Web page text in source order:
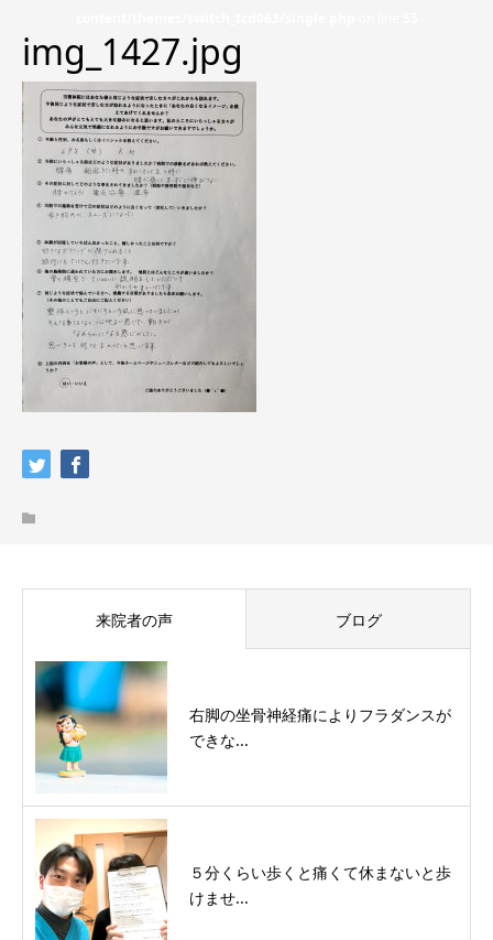
img_1427.jpg
来院者の声 ブログ
右脚の坐骨神経痛によりフラダンスが
できな...
５分くらい歩くと痛くて休まないと歩
けませ...